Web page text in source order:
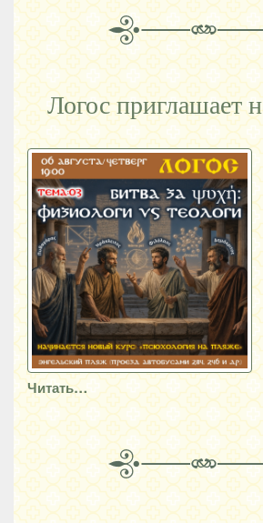
Логос приглашает
Читать…